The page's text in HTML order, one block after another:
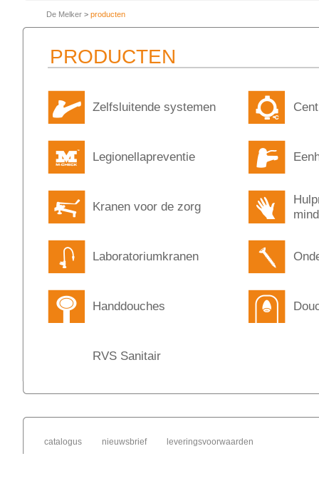
De Melker > producten
PRODUCTEN
Zelfsluitende systemen
Legionellapreventie
Kranen voor de zorg
Laboratoriumkranen
Handdouches
RVS Sanitair
catalogus nieuwsbrief leveringsvoorwaarden